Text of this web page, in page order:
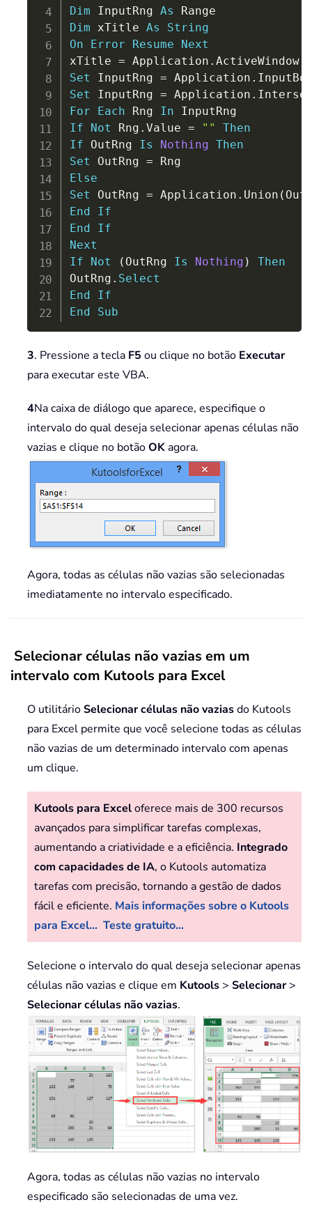
Dim InputRng As
Dim xTitle As
String
On
Error Resume
Next
xTitle = Application . ActiveWindow.
Set InputRng = Application .
Set InputRng = Application .
For
Each Rng In
If
Not Rng . Value = ""
Then
If OutRng Is Nothing Then
Set OutRng =
Else
Set OutRng = Application . Union (
End
If
End
If
Next
If
Not ( OutRng Is Nothing )
Then
OutRng . Select
End
If
End
Sub
3. Pressione a tecla F5 ou clique no botão Executar
para executar este VBA.
4Na caixa de diálogo que aparece, especifique o
intervalo do qual deseja selecionar apenas células não
vazias e clique no botãoOKagora.
Agora, todas as células não vazias são selecionadas
imediatamente no intervalo especificado.
Selecionar células não vazias em um
intervalo com Kutools para Excel
O utilitárioSelecionar células não vaziasdo Kutools
para Excel permite que você selecione todas as células
não vazias de um determinado intervalo com apenas
um clique.
Kutools para Exceloferece mais de 300 recursos
avançados para simplificar tarefas complexas,
aumentando a criatividade e a eficiência. Integrado
com capacidades de IA, o Kutools automatiza
tarefas com precisão, tornando a gestão de dados
fácil e eficiente. Mais informações sobre o Kutools
para Excel... Teste gratuito...
Selecione o intervalo do qual deseja selecionar apenas
células não vazias e clique em Kutools > Selecionar>
Selecionar células não vazias.
Agora, todas as células não vazias no intervalo
especificado são selecionadas de uma vez.